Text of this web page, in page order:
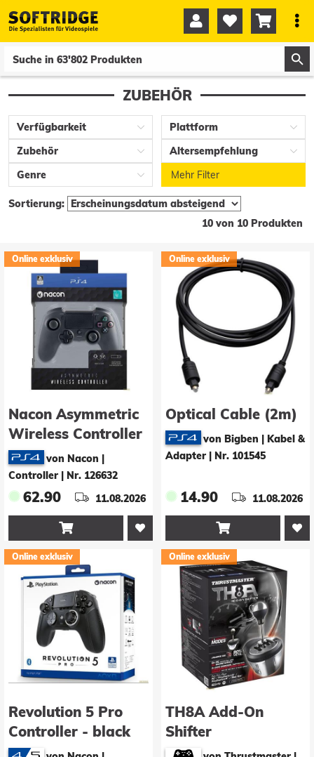
   
ZUBEHÖR
Verfügbarkeit
Plattform
Zubehör
Altersempfehlung
Genre
Mehr Filter
Sortierung:
10 von 10 Produkten
Online exklusiv
Nacon Asymmetric
Wireless Controller
(PS4)von Nacon |
Controller
Nr. 126632
62.90 11.08.2026

Online exklusiv
Optical Cable (2m)
von Bigben | Kabel &
Adapter
Nr. 101545
14.90 11.08.2026

Online exklusiv
Revolution 5 Pro
Controller - black
[PS5/PS4]
Online exklusiv
TH8A Add-On
Shifter
[PC/PS3/PS4/XONE]